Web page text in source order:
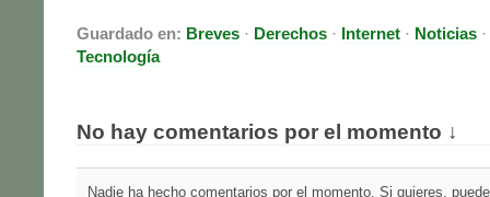
Guardado en: Breves · Derechos · Internet · Noticias ·
Tecnología
No hay comentarios por el momento ↓
Nadie ha hecho comentarios por el momento. Si quieres,